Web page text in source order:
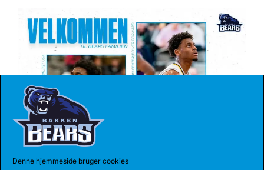
Denne hjemmeside bruger cookies
REKORDHOLDER TIL BEARS